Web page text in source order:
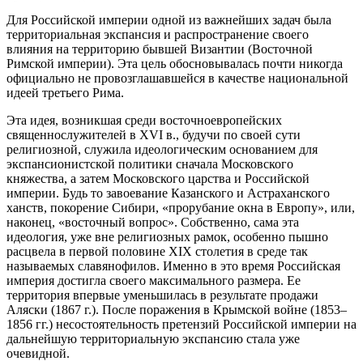
Для Российской империи одной из важнейших задач была
территориальная экспансия и распространение своего
влияния на территорию бывшей Византии (Восточной
Римской империи). Эта цель обосновывалась почти никогда
официально не провозглашавшейся в качестве национальной
идеей третьего Рима.
Эта идея, возникшая среди восточноевропейских
священнослужителей в XVI в., будучи по своей сути
религиозной, служила идеологическим основанием для
экспансионистской политики сначала Московского
княжества, а затем Московского царства и Российской
империи. Будь то завоевание Казанского и Астраханского
ханств, покорение Сибири, «прорубание окна в Европу», или,
наконец, «восточный вопрос». Собственно, сама эта
идеология, уже вне религиозных рамок, особенно пышно
расцвела в первой половине XIX столетия в среде так
называемых славянофилов. Именно в это время Российская
империя достигла своего максимального размера. Ее
территория впервые уменьшилась в результате продажи
Аляски (1867 г.). После поражения в Крымской войне (1853–
1856 гг.) несостоятельность претензий Российской империи на
дальнейшую территориальную экспансию стала уже
очевидной.